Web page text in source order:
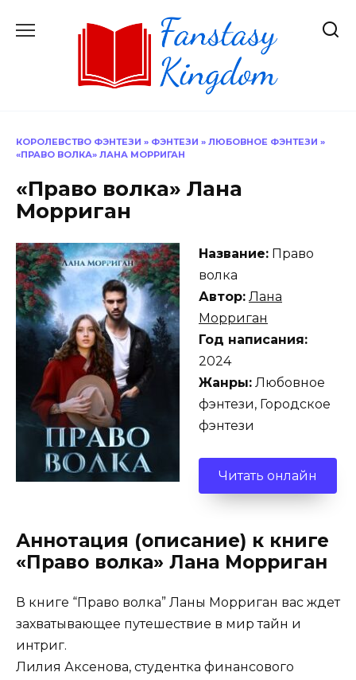
КОРОЛЕВСТВО ФЭНТЕЗИ » ФЭНТЕЗИ » ЛЮБОВНОЕ ФЭНТЕЗИ »
«ПРАВО ВОЛКА» ЛАНА МОРРИГАН
«Право волка» Лана
Морриган
Название: Право
волка
Автор: Лана
Морриган
Год написания:
2024
Жанры: Любовное
фэнтези, Городское
фэнтези
Читать онлайн
Аннотация (описание) к книге
«Право волка» Лана Морриган
В книге “Право волка” Ланы Морриган вас ждет
захватывающее путешествие в мир тайн и
интриг.
Лилия Аксенова, студентка финансового